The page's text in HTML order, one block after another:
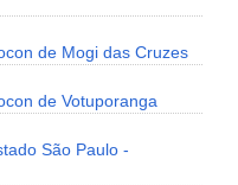
de Mogi das Cruzes
de Votuporanga
São Paulo -